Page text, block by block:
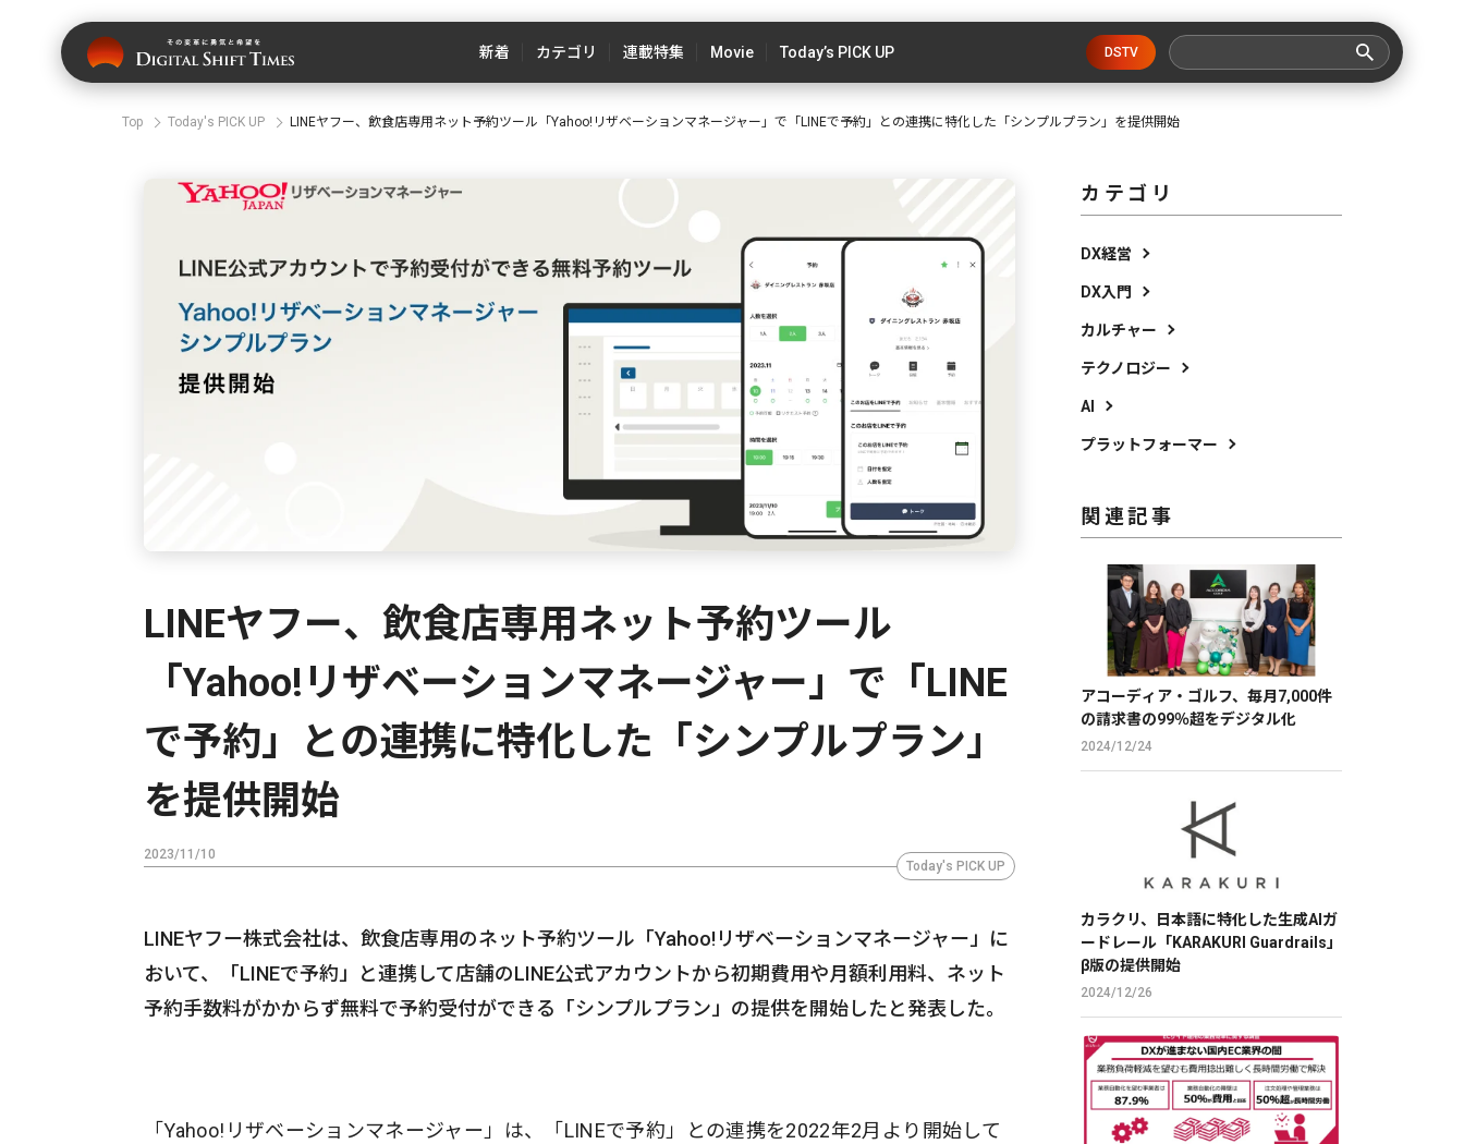
新着 カテゴリ 連載特集 Movie Today’s PICK UP DSTV
Top Today's PICK UP LINEヤフー、飲食店専用ネット予約ツール「Yahoo!リザベーションマネージャー」で「LINEで予約」との連携に特化した「シンプルプラン」を提供開始
LINEヤフー、飲食店専用ネット予約ツール
「Yahoo!リザベーションマネージャー」で「LINE
で予約」との連携に特化した「シンプルプラン」
を提供開始
2023/11/10
Today's PICK UP
LINEヤフー株式会社は、飲食店専用のネット予約ツール「Yahoo!リザベーションマネージャー」に
おいて、「LINEで予約」と連携して店舗のLINE公式アカウントから初期費用や月額利用料、ネット
予約手数料がかからず無料で予約受付ができる「シンプルプラン」の提供を開始したと発表した。
「Yahoo!リザベーションマネージャー」は、「LINEで予約」との連携を2022年2月より開始して
カテゴリ
DX経営
DX入門
カルチャー
テクノロジー
AI
プラットフォーマー
関連記事
アコーディア・ゴルフ、毎月7,000件
の請求書の99％超をデジタル化
2024/12/24
カラクリ、日本語に特化した生成AIガ
ードレール「KARAKURI Guardrails」
β版の提供開始
2024/12/26